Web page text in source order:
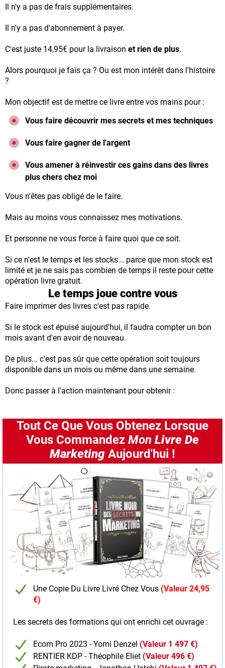
Il n'y a pas de frais supplémentaires.
Il n'y a pas d'abonnement à payer.
C'est juste 14,95€ pour la livraison et rien de plus.
Alors pourquoi je fais ça ? Ou est mon intérêt dans l'histoire
?
Mon objectif est de mettre ce livre entre vos mains pour :
Vous faire découvrir mes secrets et mes techniques
Vous faire gagner de l'argent
Vous amener à réinvestir ces gains dans des livres
plus chers chez moi
Vous n'êtes pas obligé de le faire.
Mais au moins vous connaissez mes motivations.
Et personne ne vous force à faire quoi que ce soit.
Si ce n'est le temps et les stocks... parce que mon stock est
limité et je ne sais pas combien de temps il reste pour cette
opération livre gratuit.
Le temps joue contre vous
Faire imprimer des livres c'est pas rapide.
Si le stock est épuisé aujourd'hui, il faudra compter un bon
mois avant d'en avoir de nouveau.
De plus... c'est pas sûr que cette opération soit toujours
disponible dans un mois ou même dans une semaine.
Donc passer à l'action maintenant pour obtenir :
Tout Ce Que Vous Obtenez Lorsque
Vous Commandez Mon Livre De
Marketing Aujourd'hui !
Une Copie Du Livre Livré Chez Vous (Valeur 24,95
€)
Les secrets des formations qui ont enrichi cet ouvrage :
Ecom Pro 2023 - Yomi Denzel (Valeur 1 497 €)
RENTIER KDP - Théophile Eliet (Valeur 496 €)